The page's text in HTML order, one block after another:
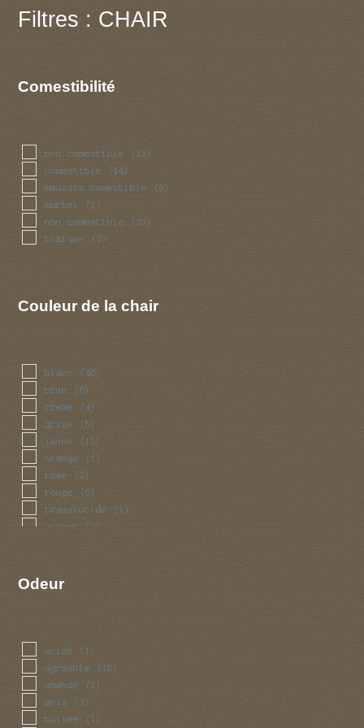
Filtres : CHAIR
Comestibilité
bon comestible (13)
comestible (14)
mauvais comestible (8)
mortel (1)
non comestible (23)
toxique (9)
Couleur de la chair
blanc (46)
brun (6)
creme (4)
grise (5)
jaune (13)
orange (1)
rose (2)
rouge (6)
translucide (1)
violet (2)
Odeur
acide (1)
agreable (15)
amande (1)
anis (3)
boisee (1)